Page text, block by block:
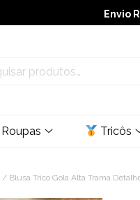
Envio
➚ Ofertas–
Roupas Tricôs
/ Blusa Trico Gola Alta Trama